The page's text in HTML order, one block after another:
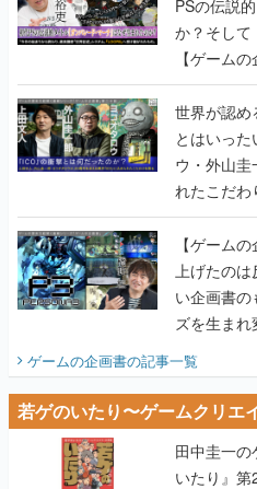
世界が認め
とはいっ
ウ・外山圭
れたこだわ
画書】
【ゲーム
上げたのは
い企画書の
ズを生ま
ビュー】
ゲームの企画書の記事一覧
若ゲのいたり〜ゲームクリエ
田中圭一の
いたり』第
智さん、『
重なエピソ